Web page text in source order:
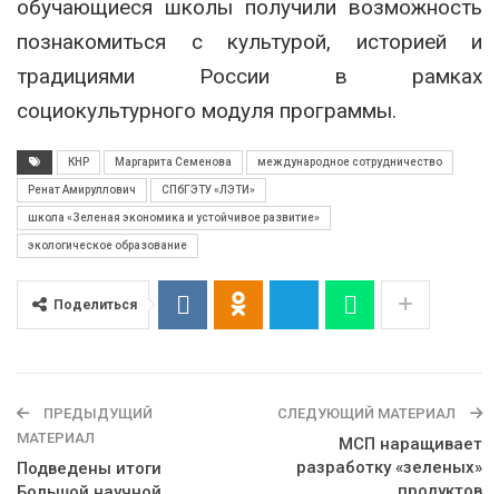
обучающиеся школы получили возможность
познакомиться с культурой, историей и
традициями России в рамках
социокультурного модуля программы.
КНР Маргарита Семенова международное сотрудничество
Ренат Амируллович СПбГЭТУ «ЛЭТИ»
школа «Зеленая экономика и устойчивое развитие»
экологическое образование
Поделиться
ПРЕДЫДУЩИЙ
МАТЕРИАЛ
Подведены итоги
СЛЕДУЮЩИЙ МАТЕРИАЛ
МСП наращивает
разработку «зеленых»